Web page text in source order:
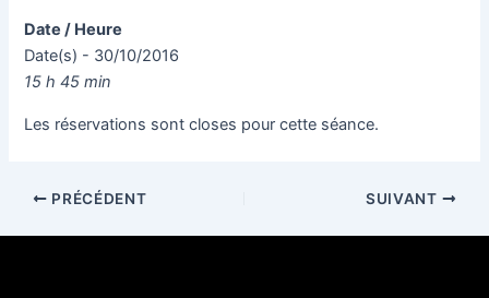
Date / Heure
Date(s) - 30/10/2016
15 h 45 min
Les réservations sont closes pour cette séance.
PRÉCÉDENT SUIVANT